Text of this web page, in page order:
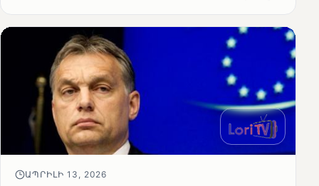
ԱՊՐԻԼԻ 13, 2026